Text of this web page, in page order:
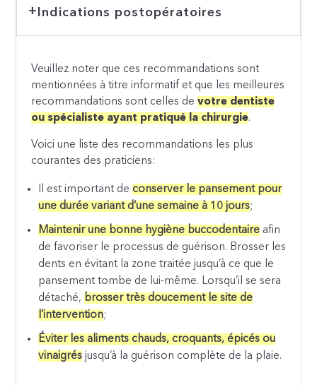
Indications postopératoires
Veuillez noter que ces recommandations sont
mentionnées à titre informatif et que les meilleures
recommandations sont celles devotre dentiste
ou spécialiste ayant pratiqué la chirurgie.
Voici une liste des recommandations les plus
courantes des praticiens:
Il est important de conserver le pansement pour
une durée variant d’une semaine à 10 jours;
Maintenir une bonne hygiène buccodentaire afin
de favoriser le processus de guérison. Brosser les
dents en évitant la zone traitée jusqu’à ce que le
pansement tombe de lui-même. Lorsqu’il se sera
détaché, brosser très doucement le site de
l’intervention;
Éviter les aliments chauds, croquants, épicés ou
vinaigrés jusqu’à la guérison complète de la plaie.